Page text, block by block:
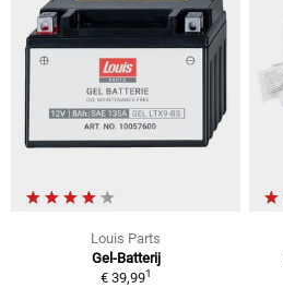
Louis Parts
Gel-Batterij
€ 39,991